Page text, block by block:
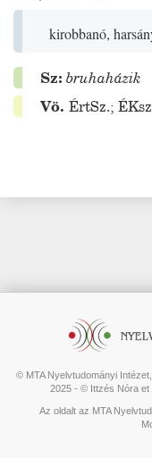
kirobbanó,
Sz: bruhaházik
Vö. ÉrtSz.;
© MTA Nyelvtudományi
2025 - © Ittzés Nóra et
Az oldalt az MTA